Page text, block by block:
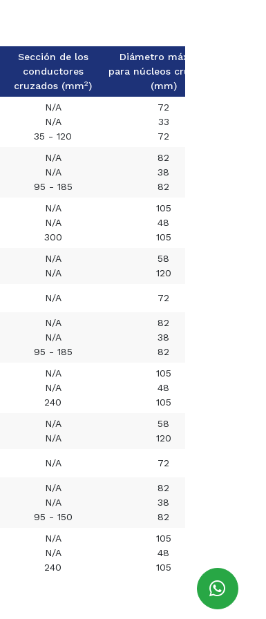
Sección de los
conductores
cruzados (mm2)
Diámetro máximo
para núcleos cruzados
(mm)
N/A
N/A
35 - 120
72
33
72
N/A
N/A
95 - 185
82
38
82
N/A
N/A
300
105
48
105
N/A
N/A
58
120
N/A 72
N/A
N/A
95 - 185
82
38
82
N/A
N/A
240
105
48
105
N/A
N/A
58
120
N/A 72
N/A
N/A
95 - 150
82
38
82
N/A
N/A
240
105
48
105